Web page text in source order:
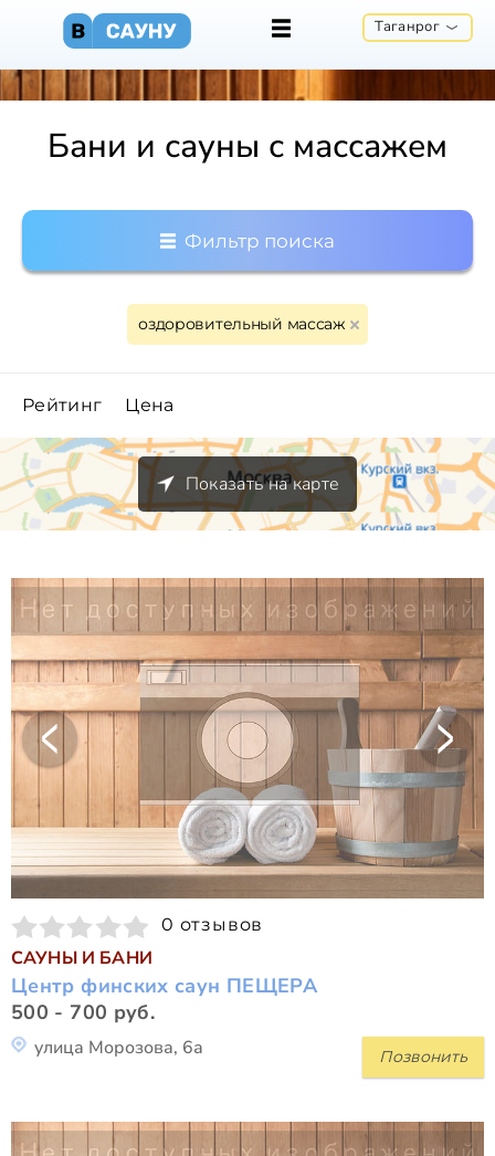
Таганрог
Бани и сауны с массажем
Фильтр поиска
оздоровительный массаж
Рейтинг Цена
Показать на карте
0 отзывов
САУНЫ И БАНИ
Центр финских саун ПЕЩЕРА
500 - 700 руб.
Позвонить
улица Морозова, 6а